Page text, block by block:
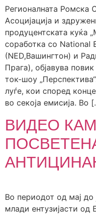
Регионалната Ромска
Асоцијација и
продуцентската куќа
соработка со National
(NED,Вашингтон) и
Прага), објавува
ток-шоу
луѓе, кои според
во секоја емисија. Во
ВИДЕО
Во периодот од мај до
млади ентузијасти од